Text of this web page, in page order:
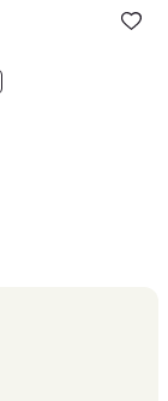
Bolig er
under dine